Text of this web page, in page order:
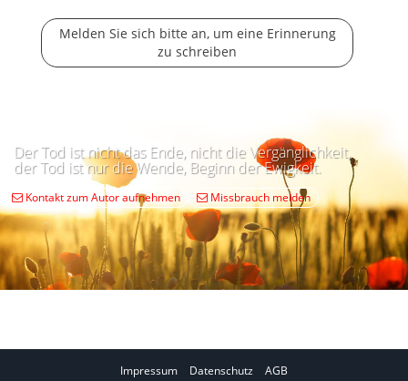
Melden Sie sich bitte an, um eine Erinnerung
zu schreiben
Der Tod ist nicht das Ende, nicht die Vergänglichkeit,
der Tod ist nur die Wende, Beginn der Ewigkeit.
Kontakt zum Autor aufnehmen Missbrauch melden
Impressum Datenschutz
AGB